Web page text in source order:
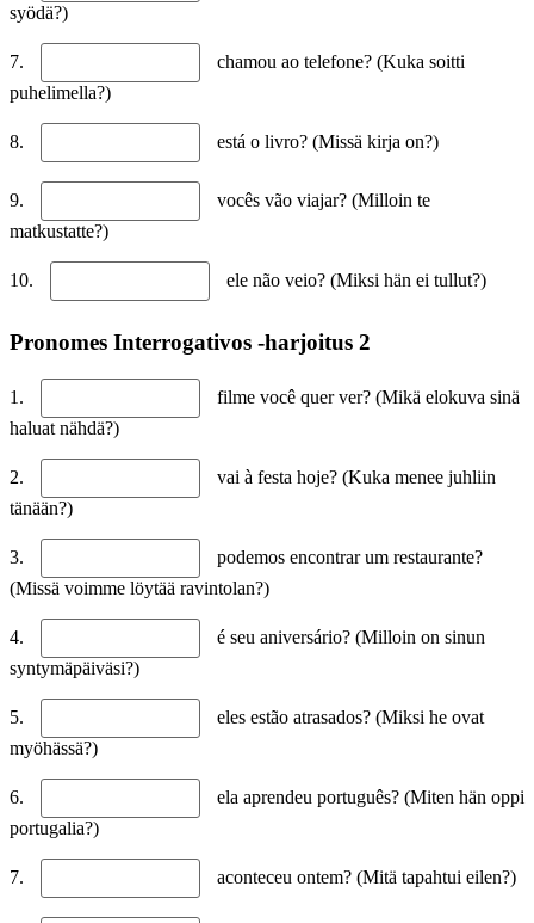
syödä?)
7.
chamou ao telefone? (Kuka soitti
puhelimella?)
8. está o livro? (Missä kirja on?)
9.
vocês vão viajar? (Milloin te
matkustatte?)
10. ele não veio? (Miksi hän ei tullut?)
Pronomes Interrogativos -harjoitus 2
1.
filme você quer ver? (Mikä elokuva sinä
haluat nähdä?)
2.
vai à festa hoje? (Kuka menee juhliin
tänään?)
3.
podemos encontrar um restaurante?
(Missä voimme löytää ravintolan?)
4.
é seu aniversário? (Milloin on sinun
syntymäpäiväsi?)
5.
eles estão atrasados? (Miksi he ovat
myöhässä?)
6.
ela aprendeu português? (Miten hän oppi
portugalia?)
7. aconteceu ontem? (Mitä tapahtui eilen?)